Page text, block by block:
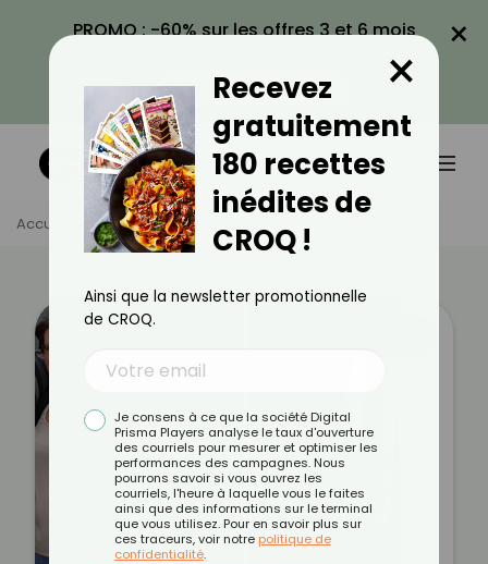
PROMO : -60% sur les offres 3 et 6 mois
VOIR LA PROMO
×
Accueil Témoignages
Recevez
gratuitement
180 recettes
inédites de
CROQ !
×
Ainsi que la newsletter promotionnelle
de CROQ.
Je consens à ce que la société Digital
Prisma Players analyse le taux d'ouverture
des courriels pour mesurer et optimiser les
performances des campagnes. Nous
pourrons savoir si vous ouvrez les
courriels, l'heure à laquelle vous le faites
ainsi que des informations sur le terminal
que vous utilisez. Pour en savoir plus sur
ces traceurs, voir notre politique de
confidentialité.